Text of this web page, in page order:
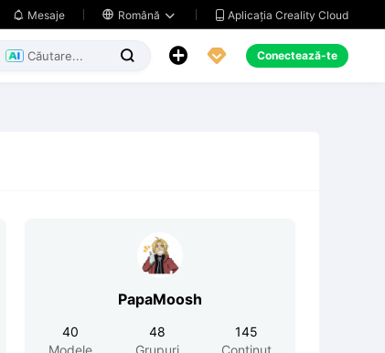
 Mesaje  Română   Aplicația Creality Cloud
   Conectează-te
PapaMoosh
40
Modele
48
Grupuri
145
Conținut